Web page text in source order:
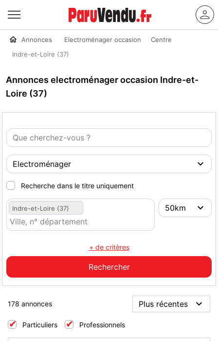
Annonces Electroménager occasion
Centre
Indre-et-Loire (37)
Annonces electroménager occasion Indre-et-
Loire (37)
Recherche dans le titre uniquement
Indre-et-Loire (37)
+ de critères
178 annonces
Particuliers Professionnels